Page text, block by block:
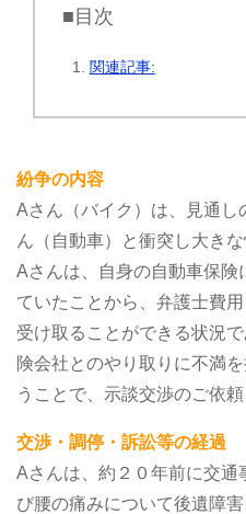
■目次
関連記事:
紛争の内容
Aさん（バイク）は、見通し
ん（自動車）と衝突し大き
Aさんは、自身の自動車保
ていたことから、弁護士費
受け取ることができる状況で
険会社とのやり取りに不満
うことで、示談交渉のご依
交渉・調停・訴訟等の経過
Aさんは、約２０年前に交通
び腰の痛みについて後遺障